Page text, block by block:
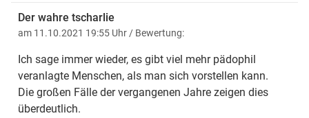
Der wahre tscharlie
am 11.10.2021 19:55 Uhr / Bewertung:
Ich sage immer wieder, es gibt viel mehr pädophil
veranlagte Menschen, als man sich vorstellen kann.
Die großen Fälle der vergangenen Jahre zeigen dies
überdeutlich.